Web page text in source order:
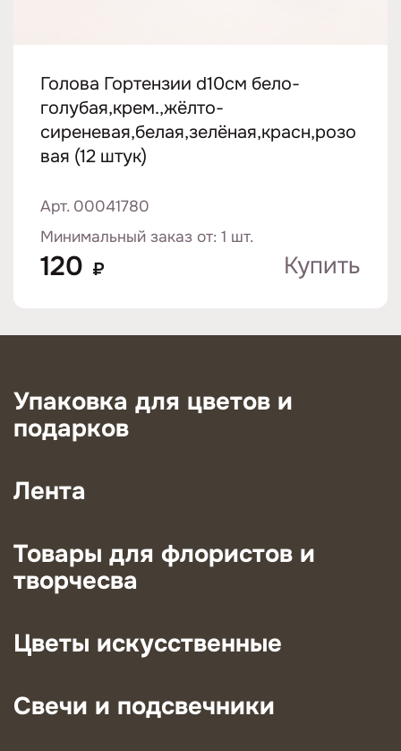
Голова Гортензии d10см бело-
голубая,крем.,жёлто-
сиреневая,белая,зелёная,красн,розо
вая (12 штук)
Арт. 00041780
Минимальный заказ от: 1 шт.
120 ₽ Купить
Упаковка для цветов и
подарков
Лента
Товары для флористов и
творчесва
Цветы искусственные
Свечи и подсвечники